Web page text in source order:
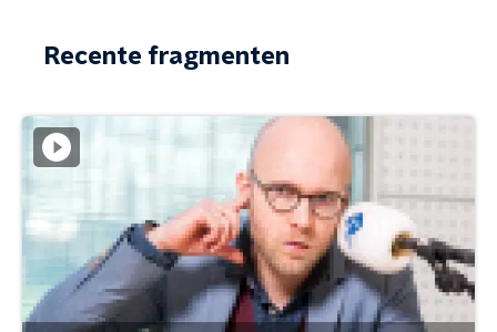
Recente fragmenten